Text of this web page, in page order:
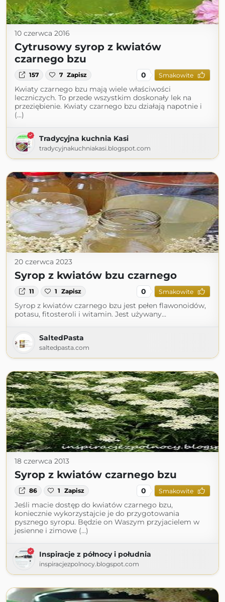
10 czerwca 2016
Cytrusowy syrop z kwiatów
czarnego bzu
157 7 Zapisz 0 Smakowite
Kwiaty czarnego bzu mają wiele właściwości
leczniczych. To przede wszystkim doskonały lek na
przeziębienie. Kwiaty czarnego bzu działają napotnie i
(...)
Tradycyjna kuchnia Kasi
tradycyjnakuchniakasi.blogspot.com
20 czerwca 2023
Syrop z kwiatów bzu czarnego
11 1 Zapisz 0 Smakowite
Syrop z kwiatów czarnego bzu jest pełen flawonoidów,
potasu, fitosteroli i witamin. Jest używany...
SaltedPasta
saltedpasta.com
18 czerwca 2013
Syrop z kwiatów czarnego bzu
86 1 Zapisz 0 Smakowite
Jeśli macie dostęp do kwiatów czarnego bzu,
koniecznie wykorzystajcie je do przygotowania
pysznego syropu. Będzie on Waszym przyjacielem w
jesienne i zimowe (...)
Inspiracje z północy i południa
inspiracjezpolnocy.blogspot.com